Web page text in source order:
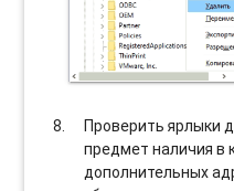
Проверить ярлыки
предмет наличия в
дополнительных